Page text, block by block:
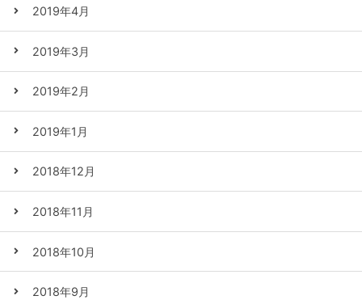
2019年4月
2019年3月
2019年2月
2019年1月
2018年12月
2018年11月
2018年10月
2018年9月